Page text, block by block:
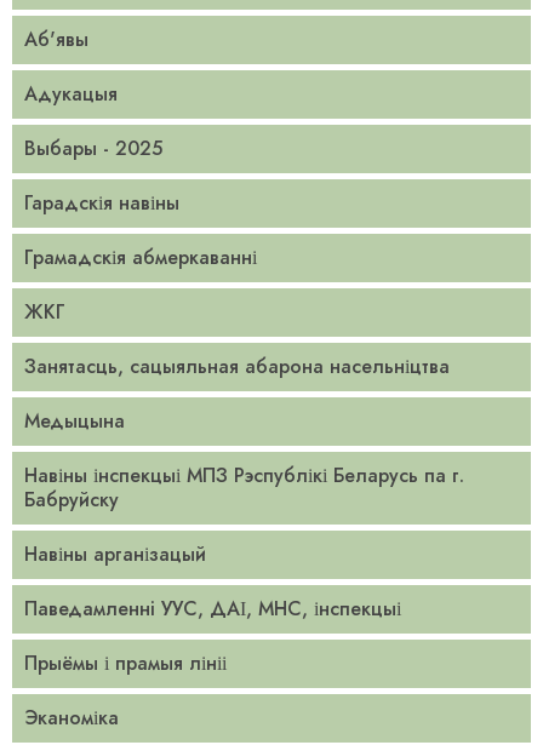
Аб'явы
Адукацыя
Выбары - 2025
Гарадскія навіны
Грамадскія абмеркаванні
ЖКГ
Занятасць, сацыяльная абарона насельніцтва
Медыцына
Навіны інспекцыі МПЗ Рэспублікі Беларусь па г.
Бабруйску
Навіны арганізацый
Паведамленнi УУС, ДАІ, МНС, інспекцыі
Прыёмы і прамыя лініі
Эканоміка